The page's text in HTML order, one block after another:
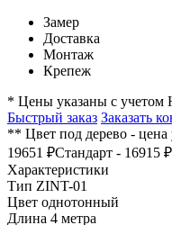
Замер
Доставка
Монтаж
Крепеж
* Цены указаны с
Быстрый заказ Заказать
** Цвет под дерево - цена
19651 ₽Стандарт - 16915 ₽
Характеристики
Тип ZINT-01
Цвет однотонный
Длина 4 метра